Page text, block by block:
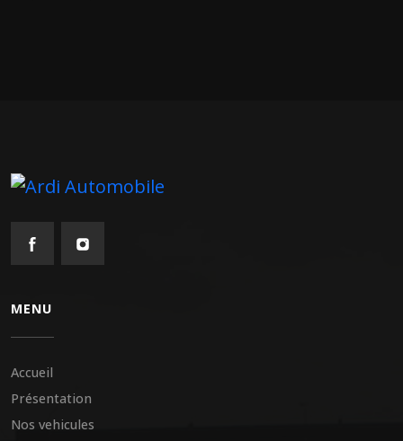
MENU
Accueil
Présentation
Nos vehicules